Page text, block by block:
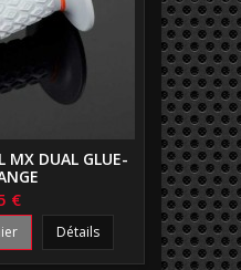
MX DUAL GLUE-
€
Détails